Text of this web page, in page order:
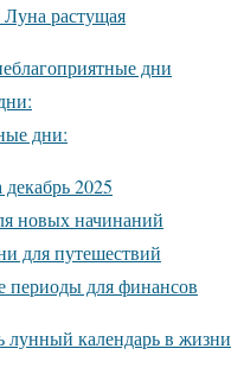
Луна растущая
дни
дни:
2025
новых начинаний
для путешествий
периоды для финансов
лунный календарь в жизни